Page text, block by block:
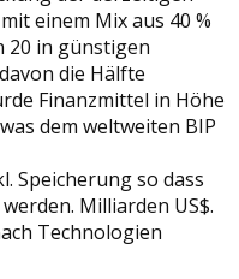
einem Mix aus 40 %
20 in günstigen
die Hälfte
Finanzmittel in Höhe
dem weltweiten BIP
Speicherung so dass
Milliarden US$.
Technologien